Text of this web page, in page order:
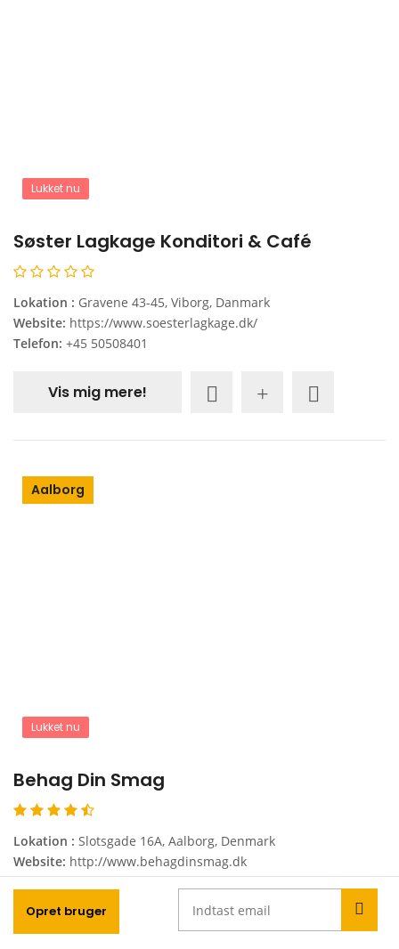
Lukket nu
Søster Lagkage Konditori & Café
Lokation : Gravene 43-45, Viborg, Danmark
Website: https://www.soesterlagkage.dk/
Telefon: +45 50508401
Vis mig mere!
Aalborg
Lukket nu
Behag Din Smag
Lokation : Slotsgade 16A, Aalborg, Denmark
Website: http://www.behagdinsmag.dk
Telefon: +45 98124000
Vis mig mere!
Opret bruger